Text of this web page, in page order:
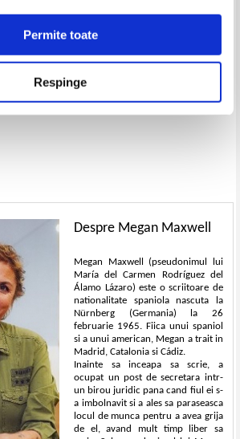
Permite toate
Respinge
Despre Megan Maxwell
Megan Maxwell (pseudonimul lui
María del Carmen Rodríguez del
Álamo Lázaro) este o scriitoare de
nationalitate spaniola nascuta la
Nürnberg (Germania) la 26
februarie 1965. Fiica unui spaniol
si a unui american, Megan a trait in
Madrid, Catalonia si Cádiz.
Inainte sa inceapa sa scrie, a
ocupat un post de secretara intr-
un birou juridic pana cand fiul ei s-
a imbolnavit si a ales sa paraseasca
locul de munca pentru a avea grija
de el, avand mult timp liber sa